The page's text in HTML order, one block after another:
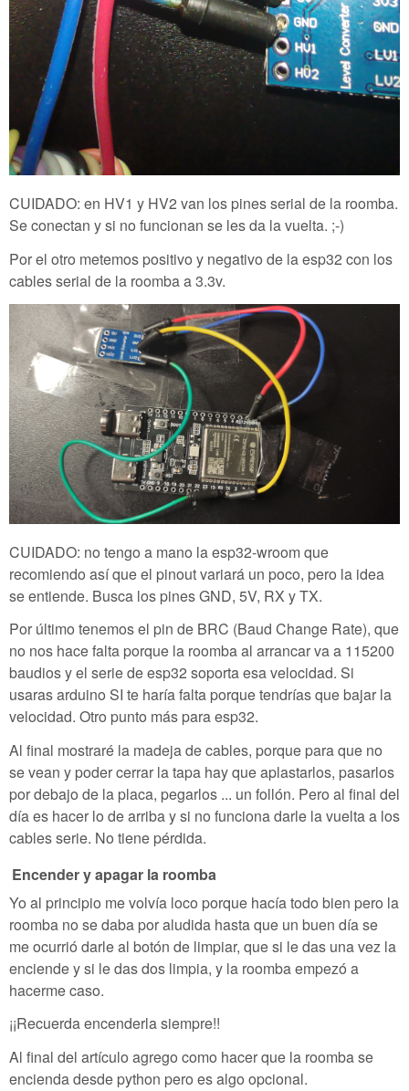
CUIDADO: en HV1 y HV2 van los pines serial de la roomba.
Se conectan y si no funcionan se les da la vuelta. ;-)
Por el otro metemos positivo y negativo de la esp32 con los
cables serial de la roomba a 3.3v.
CUIDADO: no tengo a mano la esp32-wroom que
recomiendo así que el pinout variará un poco, pero la idea
se entiende. Busca los pines GND, 5V, RX y TX.
Por último tenemos el pin de BRC (Baud Change Rate), que
no nos hace falta porque la roomba al arrancar va a 115200
baudios y el serie de esp32 soporta esa velocidad. Si
usaras arduino SI te haría falta porque tendrías que bajar la
velocidad. Otro punto más para esp32.
Al final mostraré la madeja de cables, porque para que no
se vean y poder cerrar la tapa hay que aplastarlos, pasarlos
por debajo de la placa, pegarlos ... un follón. Pero al final del
día es hacer lo de arriba y si no funciona darle la vuelta a los
cables serie. No tiene pérdida.
Encender y apagar la roomba
Yo al principio me volvía loco porque hacía todo bien pero la
roomba no se daba por aludida hasta que un buen día se
me ocurrió darle al botón de limpiar, que si le das una vez la
enciende y si le das dos limpia, y la roomba empezó a
hacerme caso.
¡¡Recuerda encenderla siempre!!
Al final del artículo agrego como hacer que la roomba se
encienda desde python pero es algo opcional.